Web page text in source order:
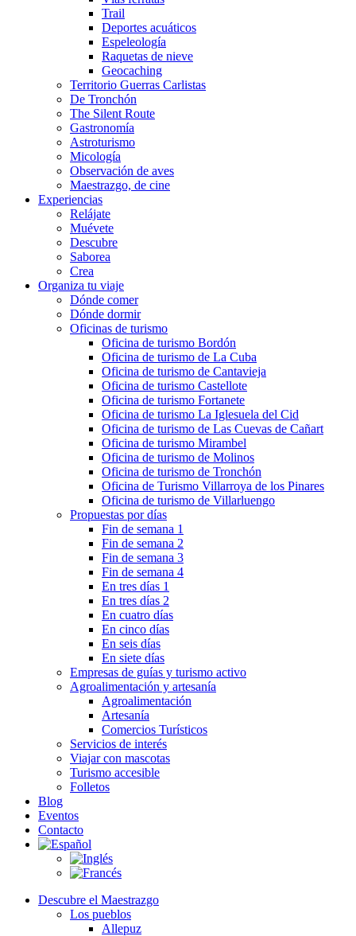
Trail
Deportes acuáticos
Espeleología
Raquetas de nieve
Geocaching
Territorio Guerras Carlistas
De Tronchón
The Silent Route
Gastronomía
Astroturismo
Micología
Observación de aves
Maestrazgo, de cine
Experiencias
Relájate
Muévete
Descubre
Saborea
Crea
Organiza tu viaje
Dónde comer
Dónde dormir
Oficinas de turismo
Oficina de turismo Bordón
Oficina de turismo de La Cuba
Oficina de turismo de Cantavieja
Oficina de turismo Castellote
Oficina de turismo Fortanete
Oficina de turismo La Iglesuela del Cid
Oficina de turismo de Las Cuevas de Cañart
Oficina de turismo Mirambel
Oficina de turismo de Molinos
Oficina de turismo de Tronchón
Oficina de Turismo Villarroya de los Pinares
Oficina de turismo de Villarluengo
Propuestas por días
Fin de semana 1
Fin de semana 2
Fin de semana 3
Fin de semana 4
En tres días 1
En tres días 2
En cuatro días
En cinco días
En seis días
En siete días
Empresas de guías y turismo activo
Agroalimentación y artesanía
Agroalimentación
Artesanía
Comercios Turísticos
Servicios de interés
Viajar con mascotas
Turismo accesible
Folletos
Blog
Eventos
Contacto
Descubre el Maestrazgo
Los pueblos
Allepuz